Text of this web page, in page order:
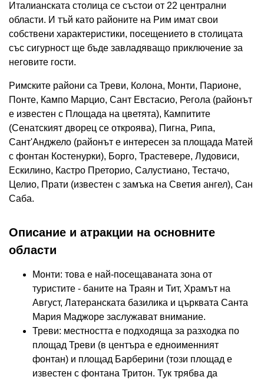
Италианската столица се състои от 22 централни
области. И тъй като районите на Рим имат свои
собствени характеристики, посещението в столицата
със сигурност ще бъде завладяващо приключение за
неговите гости.
Римските райони са Треви, Колона, Монти, Парионе,
Понте, Кампо Марцио, Сант Евстасио, Регола (районът
е известен с Площада на цветята), Кампитите
(Сенатският дворец се откроява), Пигна, Рипа,
Сант'Анджело (районът е интересен за площада Матей
с фонтан Костенурки), Борго, Трастевере, Лудовиси,
Ескилино, Кастро Преторио, Салустиано, Тестачо,
Целио, Прати (известен с замъка на Светия ангел), Сан
Саба.
Описание и атракции на основните
области
Монти: това е най-посещаваната зона от
туристите - баните на Траян и Тит, Храмът на
Август, Латеранската базилика и църквата Санта
Мария Маджоре заслужават внимание.
Треви: местността е подходяща за разходка по
площад Треви (в центъра е едноименният
фонтан) и площад Барберини (този площад е
известен с фонтана Тритон. Тук трябва да